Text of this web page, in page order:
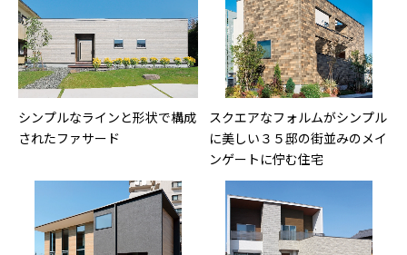
シンプルなラインと形状で構成
されたファサード
スクエアなフォルムがシンプル
に美しい３５邸の街並みのメイ
ンゲートに佇む住宅